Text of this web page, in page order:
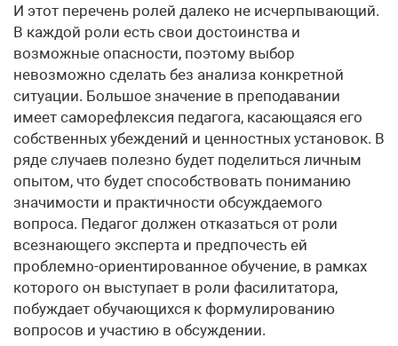
И этот перечень ролей далеко не исчерпывающий.
В каждой роли есть свои достоинства и
возможные опасности, поэтому выбор
невозможно сделать без анализа конкретной
ситуации. Большое значение в преподавании
имеет саморефлексия педагога, касающаяся его
собственных убеждений и ценностных установок. В
ряде случаев полезно будет поделиться личным
опытом, что будет способствовать пониманию
значимости и практичности обсуждаемого
вопроса. Педагог должен отказаться от роли
всезнающего эксперта и предпочесть ей
проблемно-ориентированное обучение, в рамках
которого он выступает в роли фасилитатора,
побуждает обучающихся к формулированию
вопросов и участию в обсуждении.